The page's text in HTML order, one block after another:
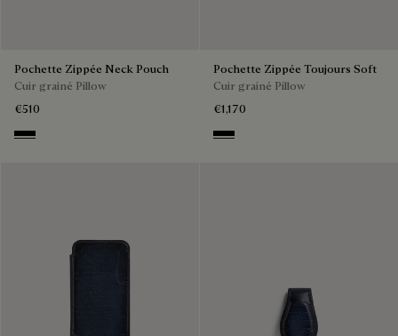
Pochette Zippée Neck Pouch
Cuir grainé Pillow
€510
Deep Black
Pochette Zippée Toujours Soft
Cuir grainé Pillow
€1,170
Deep Black